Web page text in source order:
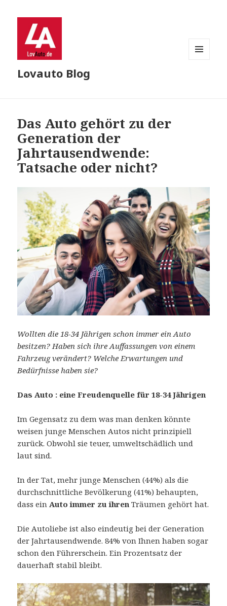
Lovauto Blog
Das Auto gehört zu der
Generation der
Jahrtausendwende:
Tatsache oder nicht?
Wollten die 18-34 Jährigen schon immer ein Auto
besitzen? Haben sich ihre Auffassungen von einem
Fahrzeug verändert? Welche Erwartungen und
Bedürfnisse haben sie?
Das Auto : eine Freudenquelle für 18-34 Jährigen
Im Gegensatz zu dem was man denken könnte
weisen junge Menschen Autos nicht prinzipiell
zurück. Obwohl sie teuer, umweltschädlich und
laut sind.
In der Tat, mehr junge Menschen (44%) als die
durchschnittliche Bevölkerung (41%) behaupten,
dass ein Auto immer zu ihrenTräumen gehört hat.
Die Autoliebe ist also eindeutig bei der Generation
der Jahrtausendwende. 84% von Ihnen haben sogar
schon den Führerschein. Ein Prozentsatz der
dauerhaft stabil bleibt.